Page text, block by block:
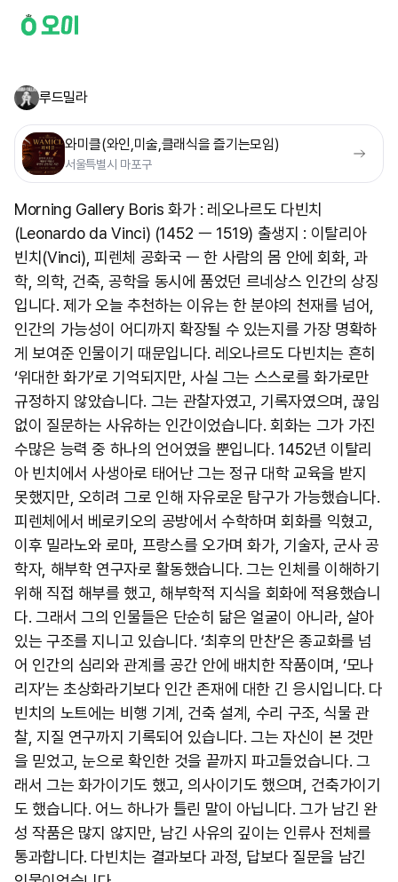
루드밀라
와미클(와인,미술,클래식을 즐기는모임)
서울특별시 마포구
Morning Gallery Boris 화가 : 레오나르도 다빈치
(Leonardo da Vinci) (1452 ㅡ 1519) 출생지 : 이탈리아
빈치(Vinci), 피렌체 공화국 ㅡ 한 사람의 몸 안에 회화, 과
학, 의학, 건축, 공학을 동시에 품었던 르네상스 인간의 상징
입니다. 제가 오늘 추천하는 이유는 한 분야의 천재를 넘어,
인간의 가능성이 어디까지 확장될 수 있는지를 가장 명확하
게 보여준 인물이기 때문입니다. 레오나르도 다빈치는 흔히
‘위대한 화가’로 기억되지만, 사실 그는 스스로를 화가로만
규정하지 않았습니다. 그는 관찰자였고, 기록자였으며, 끊임
없이 질문하는 사유하는 인간이었습니다. 회화는 그가 가진
수많은 능력 중 하나의 언어였을 뿐입니다. 1452년 이탈리
아 빈치에서 사생아로 태어난 그는 정규 대학 교육을 받지
못했지만, 오히려 그로 인해 자유로운 탐구가 가능했습니다.
피렌체에서 베로키오의 공방에서 수학하며 회화를 익혔고,
이후 밀라노와 로마, 프랑스를 오가며 화가, 기술자, 군사 공
학자, 해부학 연구자로 활동했습니다. 그는 인체를 이해하기
위해 직접 해부를 했고, 해부학적 지식을 회화에 적용했습니
다. 그래서 그의 인물들은 단순히 닮은 얼굴이 아니라, 살아
있는 구조를 지니고 있습니다. ‘최후의 만찬’은 종교화를 넘
어 인간의 심리와 관계를 공간 안에 배치한 작품이며, ‘모나
리자’는 초상화라기보다 인간 존재에 대한 긴 응시입니다. 다
빈치의 노트에는 비행 기계, 건축 설계, 수리 구조, 식물 관
찰, 지질 연구까지 기록되어 있습니다. 그는 자신이 본 것만
을 믿었고, 눈으로 확인한 것을 끝까지 파고들었습니다. 그
래서 그는 화가이기도 했고, 의사이기도 했으며, 건축가이기
도 했습니다. 어느 하나가 틀린 말이 아닙니다. 그가 남긴 완
성 작품은 많지 않지만, 남긴 사유의 깊이는 인류사 전체를
통과합니다. 다빈치는 결과보다 과정, 답보다 질문을 남긴